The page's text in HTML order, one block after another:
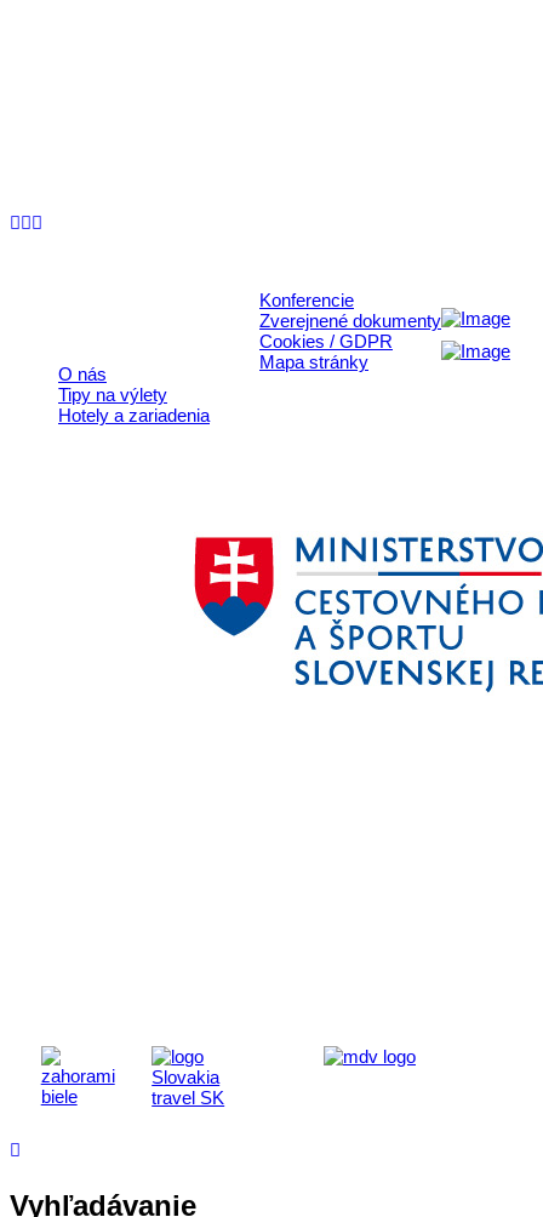
O nás
Tipy na výlety
Hotely a zariadenia
Konferencie
Zverejnené dokumenty
Cookies / GDPR
Mapa stránky
Vyhľadávanie